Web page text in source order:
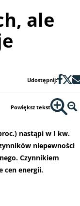
ale
Udostępnij:
Powiększ tekst
nastąpi w I kw.
niepewności
Czynnikiem
cen energii.